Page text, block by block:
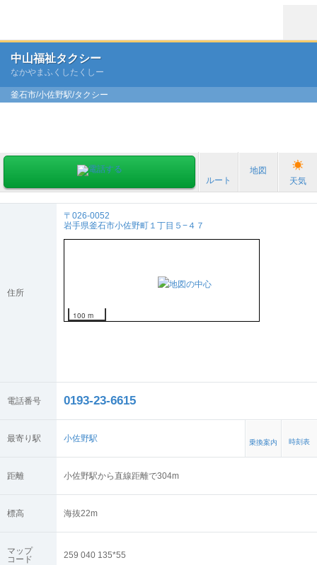
中山福祉タクシー
なかやまふくしたくしー
釜石市/小佐野駅/タクシー
ルート
地図
天気
住所
〒026-0052
岩手県釜石市小佐野町１丁目５−４７
100 m
電話番号 0193-23-6615
最寄り駅 小佐野駅 乗換案内 時刻表
距離 小佐野駅から直線距離で304m
標高 海抜22m
マップ
コード
259 040 135*55